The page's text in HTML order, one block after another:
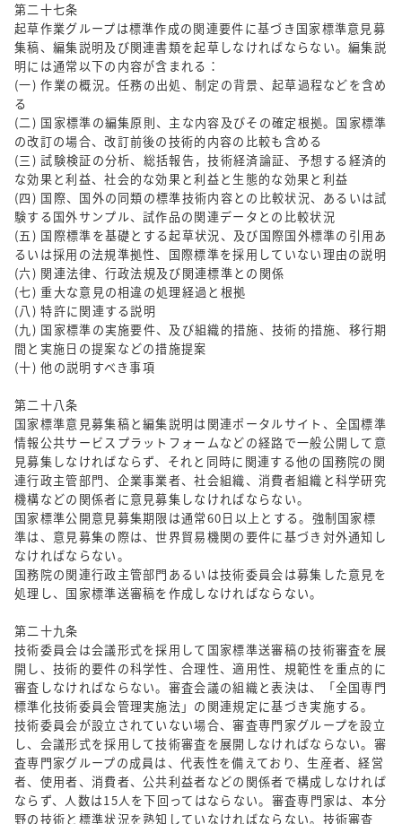
第二十七条
起草作業グループは標準作成の関連要件に基づき国家標準意見募
集稿、編集説明及び関連書類を起草しなければならない。編集説
明には通常以下の内容が含まれる：
(一) 作業の概況。任務の出処、制定の背景、起草過程などを含め
る
(二) 国家標準の編集原則、主な内容及びその確定根拠。国家標準
の改訂の場合、改訂前後の技術的内容の比較も含める
(三) 試験検証の分析、総括報告，技術経済論証、予想する経済的
な効果と利益、社会的な効果と利益と生態的な効果と利益
(四) 国際、国外の同類の標準技術内容との比較状況、あるいは試
験する国外サンプル、試作品の関連データとの比較状況
(五) 国際標準を基礎とする起草状況、及び国際国外標準の引用あ
るいは採用の法規準拠性、国際標準を採用していない理由の説明
(六) 関連法律、行政法規及び関連標準との関係
(七) 重大な意見の相違の処理経過と根拠
(八) 特許に関連する説明
(九) 国家標準の実施要件、及び組織的措施、技術的措施、移行期
間と実施日の提案などの措施提案
(十) 他の説明すべき事項
第二十八条
国家標準意見募集稿と編集説明は関連ポータルサイト、全国標準
情報公共サービスプラットフォームなどの経路で一般公開して意
見募集しなければならず、それと同時に関連する他の国務院の関
連行政主管部門、企業事業者、社会組織、消費者組織と科学研究
機構などの関係者に意見募集しなければならない。
国家標準公開意見募集期限は通常60日以上とする。強制国家標
準は、意見募集の際は、世界貿易機関の要件に基づき対外通知し
なければならない。
国務院の関連行政主管部門あるいは技術委員会は募集した意見を
処理し、国家標準送審稿を作成しなければならない。
第二十九条
技術委員会は会議形式を採用して国家標準送審稿の技術審査を展
開し、技術的要件の科学性、合理性、適用性、規範性を重点的に
審査しなければならない。審査会議の組織と表決は、「全国専門
標準化技術委員会管理実施法」の関連規定に基づき実施する。
技術委員会が設立されていない場合、審査専門家グループを設立
し、会議形式を採用して技術審査を展開しなければならない。審
査専門家グループの成員は、代表性を備えており、生産者、経営
者、使用者、消費者、公共利益者などの関係者で構成しなければ
ならず、人数は15人を下回ってはならない。審査専門家は、本分
野の技術と標準状況を熟知していなければならない。技術審査